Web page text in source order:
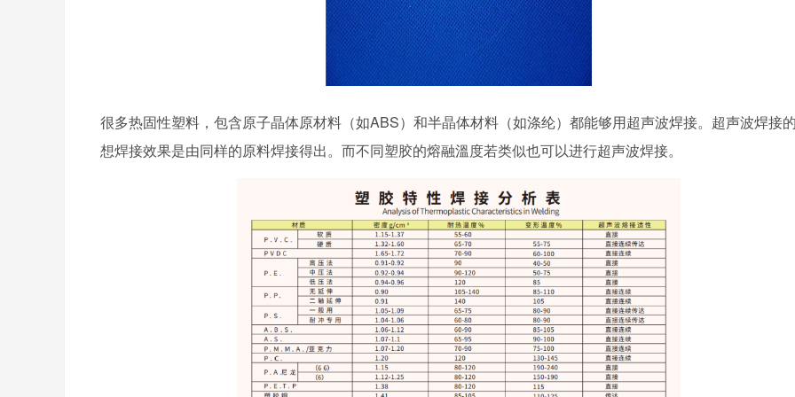
很多热固性塑料，包含原子晶体原材料（如ABS）和半晶体材料（如涤纶）都能够用超声波焊接。超声波焊接
想焊接效果是由同样的原料焊接得出。而不同塑胶的熔融溫度若类似也可以进行超声波焊接。